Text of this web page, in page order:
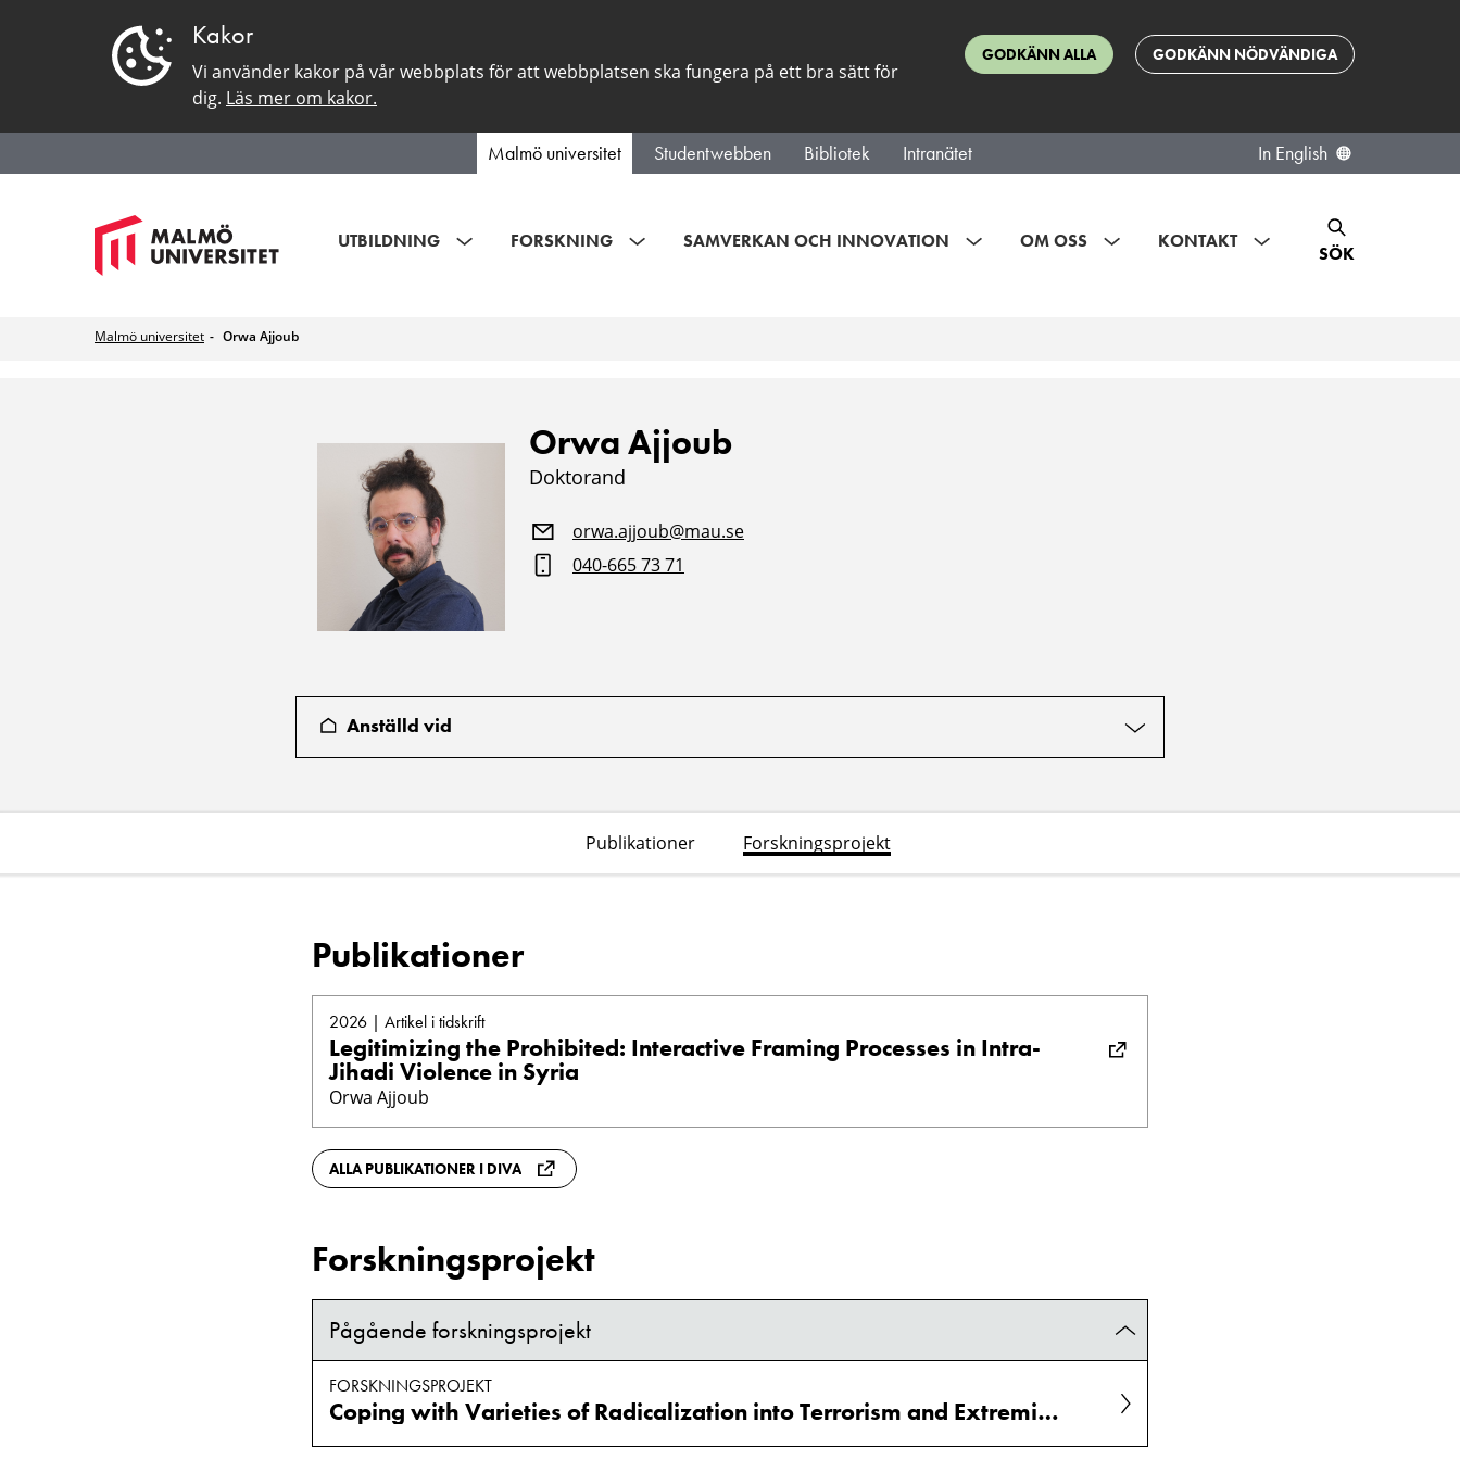
Kakor
Vi använder kakor på vår webbplats för att webbplatsen ska fungera på ett bra sätt för
dig. Läs mer om kakor.
GODKÄNN ALLA GODKÄNN NÖDVÄNDIGA
Malmö universitet Studentwebben Bibliotek Intranätet In English
UTBILDNING FORSKNING SAMVERKAN OCH INNOVATION OM OSS KONTAKT
SÖK
Malmö universitet Orwa Ajjoub
Orwa Ajjoub
Doktorand
orwa.ajjoub@mau.se
040-665 73 71
Anställd vid
Publikationer Forskningsprojekt
Publikationer
2026 | Artikel i tidskrift
Legitimizing the Prohibited: Interactive Framing Processes in Intra-
Jihadi Violence in Syria
Orwa Ajjoub
ALLA PUBLIKATIONER I DIVA
Forskningsprojekt
Pågående forskningsprojekt
FORSKNINGSPROJEKT
Coping with Varieties of Radicalization into Terrorism and Extremism (VORTEX)